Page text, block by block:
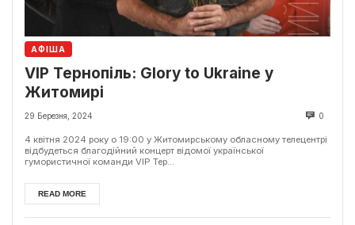
АФІША
VIP Тернопіль: Glory to Ukraine у
Житомирі
29 Березня, 2024 0
4 квітня 2024 року о 19:00 у Житомирському обласному телецентрі
відбудеться благодійний концерт відомої української
гумористичної команди VIP Тер...
READ MORE